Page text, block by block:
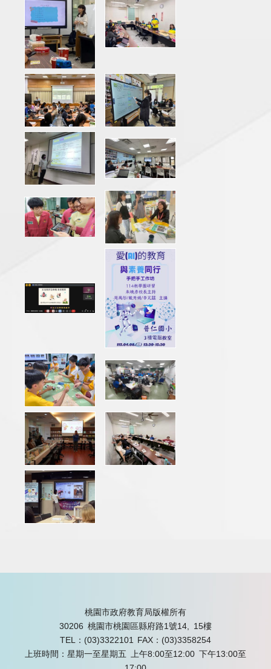
桃園市政府教育局版權所有
30206 桃園市桃園區縣府路1號14, 15樓
TEL：(03)3322101
FAX：(03)3358254
上班時間：星期一至星期五 上午8:00至12:00 下午13:00至